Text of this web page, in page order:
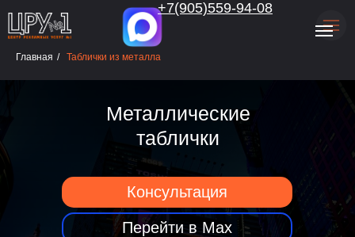
+7(905)559-94-08
Главная / Таблички из металла
Консультация
Перейти в Max
Металлические
таблички